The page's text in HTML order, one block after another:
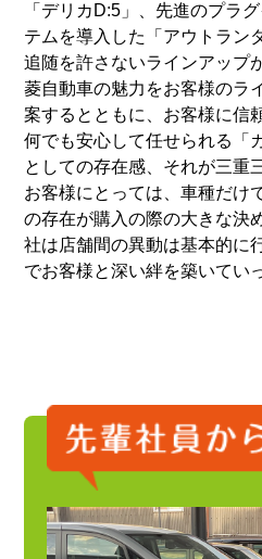
「デリカD:5」、先進のプラ
テムを導入した「アウトラン
追随を許さないラインアップ
菱自動車の魅力をお客様のラ
案するとともに、お客様に信
何でも安心して任せられる「
としての存在感、それが三重
お客様にとっては、車種だけ
の存在が購入の際の大きな決
社は店舗間の異動は基本的に
でお客様と深い絆を築いてい